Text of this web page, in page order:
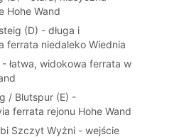
Hohe Wand
(D) - długa i
ferrata niedaleko Wiednia
łatwa, widokowa ferrata w
/ Blutspur (E) -
ferrata rejonu Hohe Wand
Szczyt Wyżni - wejście